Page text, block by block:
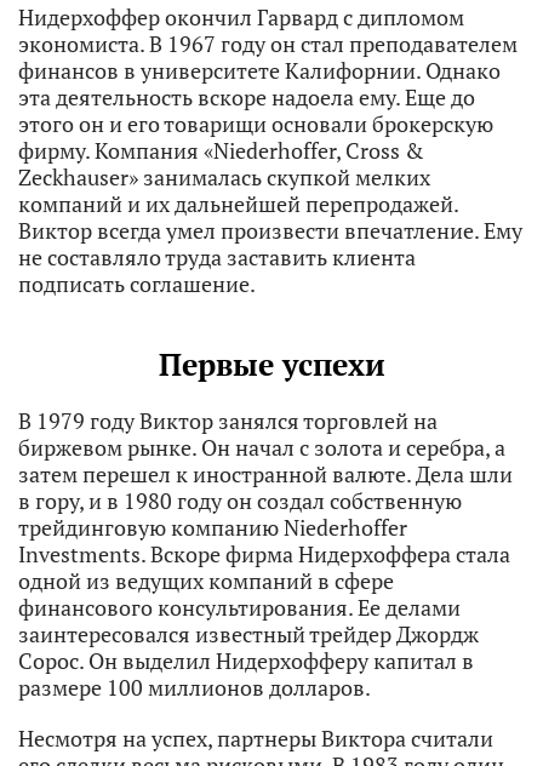
Нидерхоффер окончил Гарвард с дипломом
экономиста. В 1967 году он стал преподавателем
финансов в университете Калифорнии. Однако
эта деятельность вскоре надоела ему. Еще до
этого он и его товарищи основали брокерскую
фирму. Компания «Niederhoffer, Cross &
Zeckhauser» занималась скупкой мелких
компаний и их дальнейшей перепродажей.
Виктор всегда умел произвести впечатление. Ему
не составляло труда заставить клиента
подписать соглашение.
Первые успехи
В 1979 году Виктор занялся торговлей на
биржевом рынке. Он начал с золота и серебра, а
затем перешел к иностранной валюте. Дела шли
в гору, и в 1980 году он создал собственную
трейдинговую компанию Niederhoffer
Investments. Вскоре фирма Нидерхоффера стала
одной из ведущих компаний в сфере
финансового консультирования. Ее делами
заинтересовался известный трейдер Джордж
Сорос. Он выделил Нидерхофферу капитал в
размере 100 миллионов долларов.
Несмотря на успех, партнеры Виктора считали